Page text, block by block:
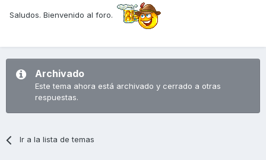
Saludos. Bienvenido al foro.
Archivado
Este tema ahora está archivado y cerrado a otras
respuestas.
Ir a la lista de temas